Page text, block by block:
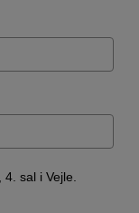
sal i Vejle.